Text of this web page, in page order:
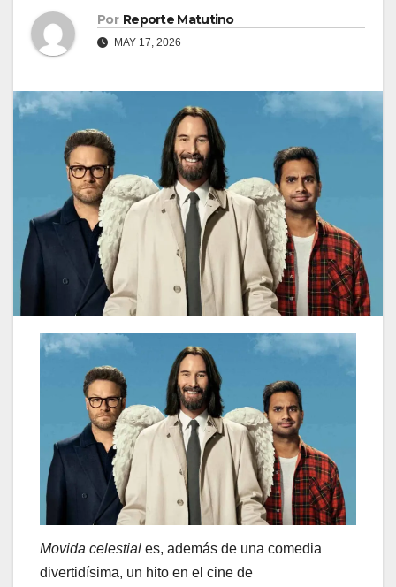
Por Reporte Matutino
MAY 17, 2026
Movida celestial es, además de una comedia
divertidísima, un hito en el cine de